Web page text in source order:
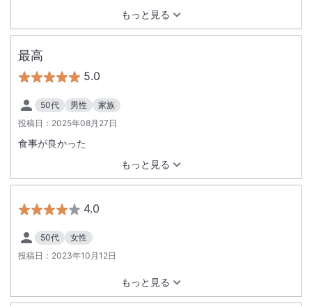
もっと見る
最高
5.0
50代 男性
家族
投稿日： 2025年08月27日
もっと見る
食事が良かった
4.0
50代
女性
投稿日： 2023年10月12日
もっと見る